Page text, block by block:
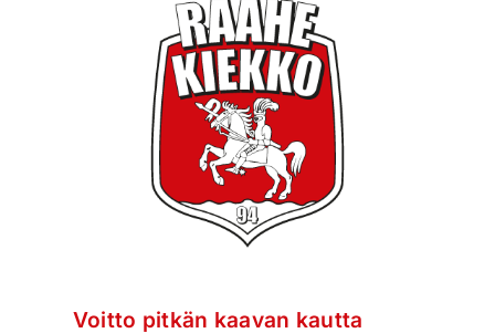
Voitto pitkän kaavan kautta